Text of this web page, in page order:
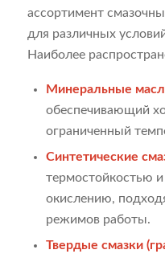
ассортимент
для различных
Наиболее
Минеральные
обеспечивающий
ограниченный
Синтетические
термостойкостью
окислению,
режимов работы.
Твердые смазки